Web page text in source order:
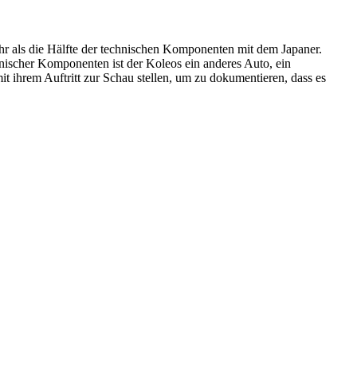
die Hälfte der technischen Komponenten mit dem Japaner.
Komponenten ist der Koleos ein anderes Auto, ein
ihrem Auftritt zur Schau stellen, um zu dokumentieren, dass es